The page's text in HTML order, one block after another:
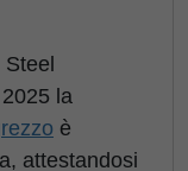
la
è
attestandosi